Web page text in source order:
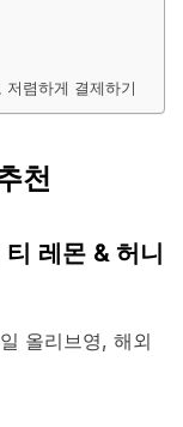
렴하게 결제하기
천
레몬 & 허니